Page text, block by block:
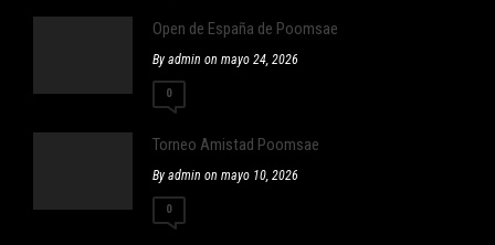
Open de España de Poomsae
By admin on mayo 24, 2026
0
Torneo Amistad Poomsae
By admin on mayo 10, 2026
0